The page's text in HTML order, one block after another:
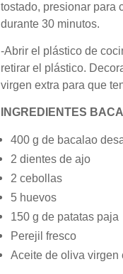
tostado, presionar para
durante 30 minutos.
-Abrir el plástico de
retirar el plástico.
virgen extra para que
INGREDIENTES
400 g de bacalao
2 dientes de ajo
2 cebollas
5 huevos
150 g de patatas paja
Perejil fresco
Aceite de oliva virgen